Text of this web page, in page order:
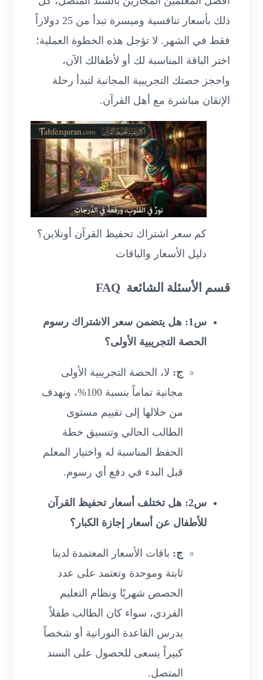
ذلك بأسعار تنافسية وميسرة تبدأ من 25 دولاراً
فقط في الشهر. لا تؤجل هذه الخطوة العملية؛
اختر الباقة المناسبة لك أو لأطفالك الآن،
واحجز حصتك التجريبية المجانية لتبدأ رحلة
الإتقان مباشرة مع أهل القرآن.
كم سعر اشتراك تحفيظ القرآن أونلاين؟
دليل الأسعار والباقات
قسم الأسئلة الشائعة FAQ
س1: هل يتضمن سعر الاشتراك رسوم
الحصة التجريبية الأولى؟
ج: لا، الحصة التجريبية الأولى
مجانية تماماً بنسبة 100%، ونهدف
من خلالها إلى تقييم مستوى
الطالب الحالي وتنسيق خطة
الحفظ المناسبة له واختيار المعلم
قبل البدء في دفع أي رسوم.
س2: هل تختلف أسعار تحفيظ القرآن
للأطفال عن أسعار إجازة الكبار؟
ج: باقات الأسعار المعتمدة لدينا
ثابتة وموحدة وتعتمد على عدد
الحصص شهريًا ونظام التعليم
الفردي، سواء كان الطالب طفلاً
يدرس القاعدة النورانية أو شخصاً
كبيراً يسعى للحصول على السند
المتصل.